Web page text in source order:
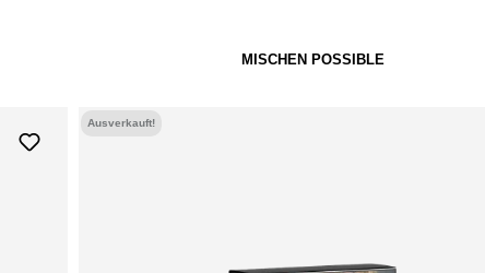
MISCHEN POSSIBLE
Ausverkauft!